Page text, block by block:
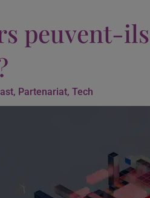
peuvent-
, Partenariat,Tech